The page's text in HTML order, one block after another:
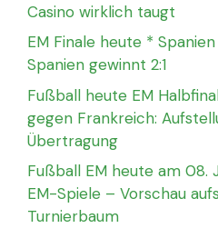
Casino wirklich taugt
EM Finale heute *
Spanien gewinnt 2:1
Fußball heute EM
gegen Frankreich:
Übertragung
Fußball EM heute am 08.
EM-Spiele – Vorschau
Turnierbaum